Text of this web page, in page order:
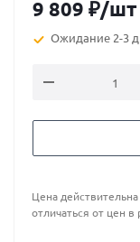
9 809 ₽/шт
Ожидание 2-3
Цена
отличаться от цен